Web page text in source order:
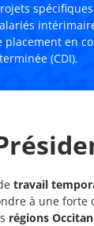
en
(CDI).
travail
à une forte
régions